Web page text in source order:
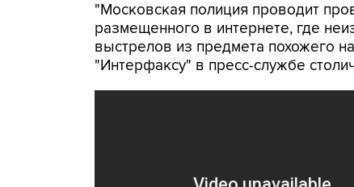
"Московская полиция проводит
размещенного в интернете, где
выстрелов из предмета похожего
"Интерфаксу" в пресс-службе